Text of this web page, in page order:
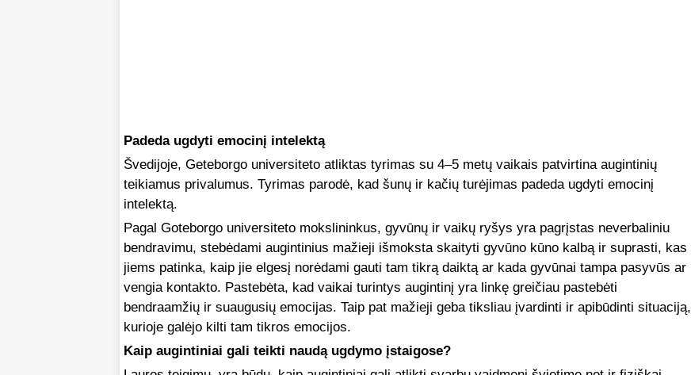
Padeda ugdyti emocinį intelektą
Švedijoje, Geteborgo universiteto atliktas tyrimas su 4–5 metų vaikais patvirtina augintinių
teikiamus privalumus. Tyrimas parodė, kad šunų ir kačių turėjimas padeda ugdyti emocinį
intelektą.
Pagal Goteborgo universiteto mokslininkus, gyvūnų ir vaikų ryšys yra pagrįstas neverbaliniu
bendravimu, stebėdami augintinius mažieji išmoksta skaityti gyvūno kūno kalbą ir suprasti, kas
jiems patinka, kaip jie elgesį norėdami gauti tam tikrą daiktą ar kada gyvūnai tampa pasyvūs ar
vengia kontakto. Pastebėta, kad vaikai turintys augintinį yra linkę greičiau pastebėti
bendraamžių ir suaugusių emocijas. Taip pat mažieji geba tiksliau įvardinti ir apibūdinti situaciją,
kurioje galėjo kilti tam tikros emocijos.
Kaip augintiniai gali teikti naudą ugdymo įstaigose?